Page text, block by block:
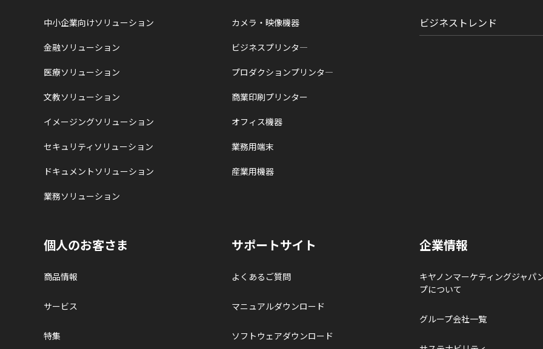
中小企業向けソリューション
金融ソリューション
医療ソリューション
文教ソリューション
イメージングソリューション
セキュリティソリューション
ドキュメントソリューション
業務ソリューション
カメラ・映像機器
ビジネスプリンタ―
プロダクションプリンタ―
商業印刷プリンター
オフィス機器
業務用端末
産業用機器
ビジネストレンド
個人のお客さま
商品情報
サービス
特集
サポートサイト
よくあるご質問
マニュアルダウンロード
ソフトウェアダウンロード
企業情報
キヤノンマーケティングジャパ
プについて
グループ会社一覧